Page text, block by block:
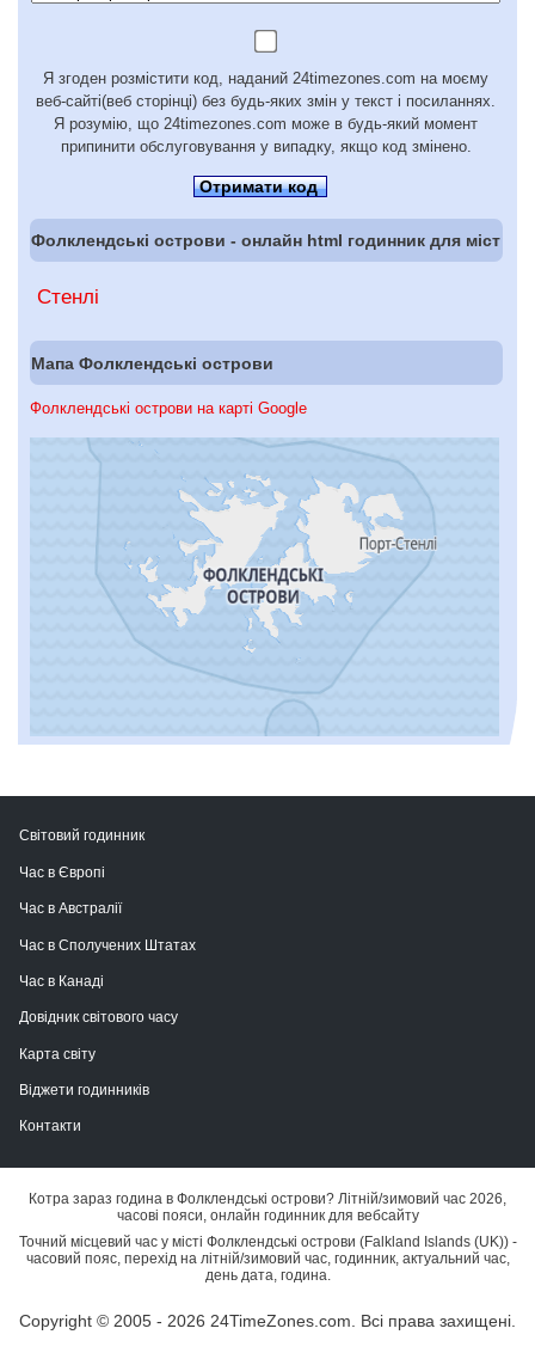
Я згоден розмістити код, наданий 24timezones.com на моєму
веб-сайті(веб сторінці) без будь-яких змін у текст і посиланнях.
Я розумію, що 24timezones.com може в будь-який момент
припинити обслуговування у випадку, якщо код змінено.
Отримати код
Фолклендські острови - онлайн html годинник для міст
Стенлі
Мапа Фолклендські острови
Фолклендські острови на карті Google
Світовий годинник
Час в Європі
Час в Австралії
Час в Сполучених Штатах
Час в Канаді
Довідник світового часу
Карта світу
Віджети годинників
Контакти
Котра зараз година в Фолклендські острови? Літній/зимовий час 2026,
часові пояси, онлайн годинник для вебсайту
Точний місцевий час у місті Фолклендські острови (Falkland Islands (UK)) -
часовий пояс, перехід на літній/зимовий час, годинник, актуальний час,
день дата, година.
Copyright © 2005 - 2026 24TimeZones.com. Всі права захищені.